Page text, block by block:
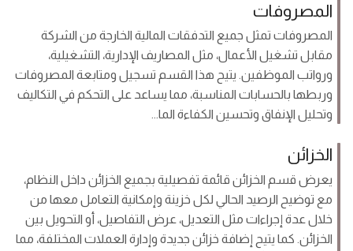
المصروفات
المصروفات تمثل جميع التدفقات المالية الخارجة من الشركة
مقابل تشغيل الأعمال، مثل المصاريف الإدارية، التشغيلية،
ورواتب الموظفين. يتيح هذا القسم تسجيل ومتابعة المصروفات
وربطها بالحسابات المناسبة، مما يساعد على التحكم في التكاليف
وتحليل الإنفاق وتحسين الكفاءة الما...
الخزائن
يعرض قسم الخزائن قائمة تفصيلية بجميع الخزائن داخل النظام،
مع توضيح الرصيد الحالي لكل خزينة وإمكانية التعامل معها من
خلال عدة إجراءات مثل التعديل، عرض التفاصيل، أو التحويل بين
الخزائن. كما يتيح إضافة خزائن جديدة وإدارة العملات المختلفة، مما